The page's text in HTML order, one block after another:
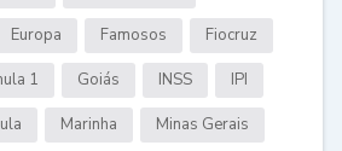
Europa Famosos Fiocruz
1 Goiás INSS IPI
Marinha Minas Gerais